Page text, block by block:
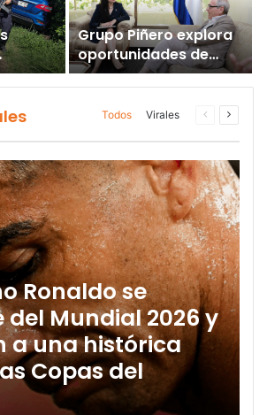
Grupo Piñero explora
oportunidades de
inversión turística en
El Salvador
Todos Virales
Página
Ronaldo se
del Mundial 2026 y
a una histórica
Copas del